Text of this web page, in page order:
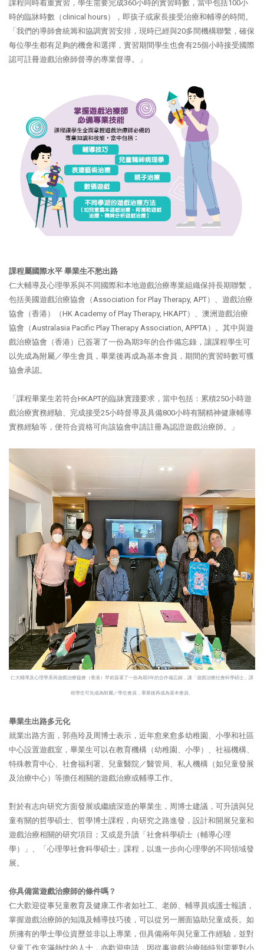
課程同時着重實習，學生需要完成360小時的實習時數，當中包括100小
時的臨牀時數（clinical hours），即孩子或家長接受治療和輔導的時間。
「我們的導師會統籌和協調實習安排，現時已經與20多間機構聯繫，確保
每位學生都有足夠的機會和選擇，實習期間學生也會有25個小時接受國際
認可註冊遊戲治療師督導的專業督導。」
課程屬國際水平 畢業生不愁出路
仁大輔導及心理學系與不同國際和本地遊戲治療專業組織保持長期聯繫，
包括美國遊戲治療協會（Association for Play Therapy, APT）、遊戲治療
協會（香港）（HK Academy of Play Therapy, HKAPT）、澳洲遊戲治療
協會（Australasia Pacific Play Therapy Association, APPTA）。其中與遊
戲治療協會（香港）已簽署了一份為期3年的合作備忘錄，讓課程學生可
以先成為附屬／學生會員，畢業後再成為基本會員，期間的實習時數可獲
協會承認。
「課程畢業生若符合HKAPT的臨牀實踐要求，當中包括：累積250小時遊
戲治療實務經驗、完成接受25小時督導及具備800小時有關精神健康輔導
實務經驗等，便符合資格可向該協會申請註冊為認證遊戲治療師。」
仁大輔導及心理學系與遊戲治療協會（香港）早前簽署了一份為期3年的合作備忘錄，讓「遊戲治療社會科學碩士」課
程學生可先成為附屬／學生會員，畢業後再成為基本會員。
畢業生出路多元化
就業出路方面，郭燕玲及周博士表示，近年愈來愈多幼稚園、小學和社區
中心設置遊戲室，畢業生可以在教育機構（幼稚園、小學）、社福機構、
特殊教育中心、社會福利署、兒童醫院／醫管局、私人機構（如兒童發展
及治療中心）等擔任相關的遊戲治療或輔導工作。
對於有志向研究方面發展或繼續深造的畢業生，周博士建議，可升讀與兒
童有關的哲學碩士、哲學博士課程，向研究之路進發，設計和開展兒童和
遊戲治療相關的研究項目；又或是升讀「社會科學碩士（輔導心理
學）」、「心理學社會科學碩士」課程，以進一步向心理學的不同領域發
展。
你具備當遊戲治療師的條件嗎？
仁大歡迎從事兒童教育及健康工作者如社工、老師、輔導員或護士報讀，
掌握遊戲治療師的知識及輔導技巧後，可以從另一層面協助兒童成長。如
所擁有的學士學位資歷並非以上專業，但具備兩年與兒童工作經驗，並對
兒童工作充滿熱忱的人士，亦歡迎申請，因從事遊戲治療師特別需要對小